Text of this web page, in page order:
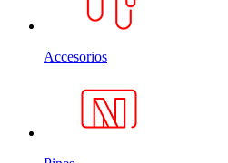
Accesorios